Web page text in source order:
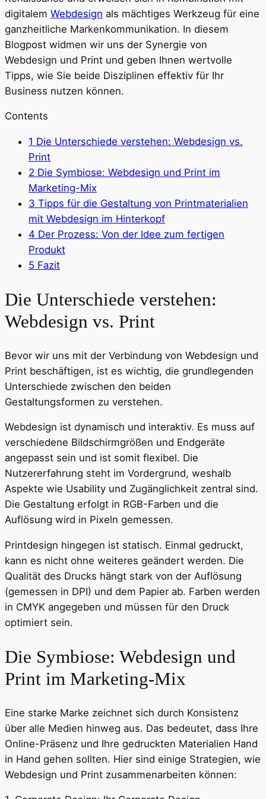
digitalem Webdesign als mächtiges Werkzeug für eine
ganzheitliche Markenkommunikation. In diesem
Blogpost widmen wir uns der Synergie von
Webdesign und Print und geben Ihnen wertvolle
Tipps, wie Sie beide Disziplinen effektiv für Ihr
Business nutzen können.
Contents
1 Die Unterschiede verstehen: Webdesign vs.
Print
2 Die Symbiose: Webdesign und Print im
Marketing-Mix
3 Tipps für die Gestaltung von Printmaterialien
mit Webdesign im Hinterkopf
4 Der Prozess: Von der Idee zum fertigen
Produkt
5 Fazit
Die Unterschiede verstehen:
Webdesign vs. Print
Bevor wir uns mit der Verbindung von Webdesign und
Print beschäftigen, ist es wichtig, die grundlegenden
Unterschiede zwischen den beiden
Gestaltungsformen zu verstehen.
Webdesign ist dynamisch und interaktiv. Es muss auf
verschiedene Bildschirmgrößen und Endgeräte
angepasst sein und ist somit flexibel. Die
Nutzererfahrung steht im Vordergrund, weshalb
Aspekte wie Usability und Zugänglichkeit zentral sind.
Die Gestaltung erfolgt in RGB-Farben und die
Auflösung wird in Pixeln gemessen.
Printdesign hingegen ist statisch. Einmal gedruckt,
kann es nicht ohne weiteres geändert werden. Die
Qualität des Drucks hängt stark von der Auflösung
(gemessen in DPI) und dem Papier ab. Farben werden
in CMYK angegeben und müssen für den Druck
optimiert sein.
Die Symbiose: Webdesign und
Print im Marketing-Mix
Eine starke Marke zeichnet sich durch Konsistenz
über alle Medien hinweg aus. Das bedeutet, dass Ihre
Online-Präsenz und Ihre gedruckten Materialien Hand
in Hand gehen sollten. Hier sind einige Strategien, wie
Webdesign und Print zusammenarbeiten können: